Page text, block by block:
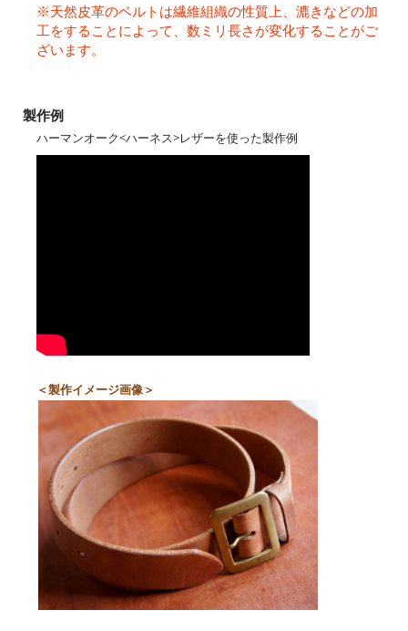
※天然皮革のベルトは繊維組織の性質上、漉きなどの加
工をすることによって、数ミリ長さが変化することがご
ざいます。
製作例
ハーマンオーク<ハーネス>レザーを使った製作例
＜製作イメージ画像＞